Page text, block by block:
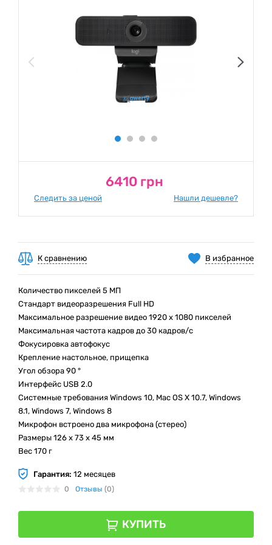
6410 грн
Следить за ценой Нашли дешевле?
В избранное
К сравнению
Количество пикселей 5 МП
Стандарт видеоразрешения Full HD
Максимальное разрешение видео 1920 x 1080 пикселей
Максимальная частота кадров до 30 кадров/с
Фокусировка автофокус
Крепление настольное, прищепка
Угол обзора 90 °
Интерфейс USB 2.0
Системные требования Windows 10, Mac OS X 10.7, Windows
8.1, Windows 7, Windows 8
Микрофон встроено два микрофона (стерео)
Размеры 126 x 73 x 45 мм
Вес 170 г
Гарантия: 12 месяцев
0 Отзывы (0)
КУПИТЬ